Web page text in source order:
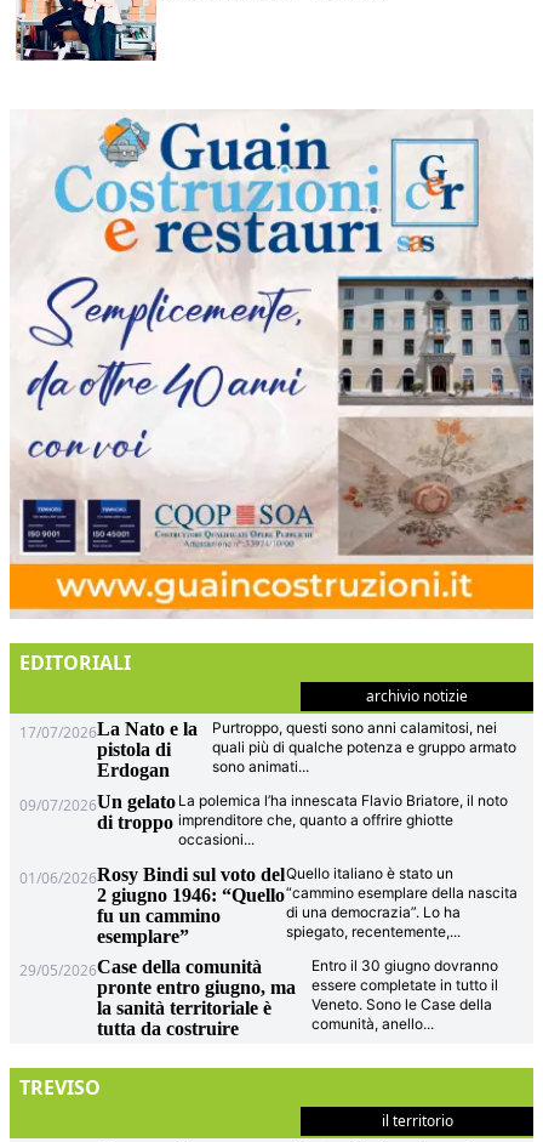
EDITORIALI
archivio notizie
17/07/2026La Nato e la
pistola di
Erdogan
Purtroppo, questi sono anni calamitosi, nei
quali più di qualche potenza e gruppo armato
sono animati...
09/07/2026Un gelato
di troppo
La polemica l’ha innescata Flavio Briatore, il noto
imprenditore che, quanto a offrire ghiotte
occasioni...
01/06/2026Rosy Bindi sul voto del
2 giugno 1946: “Quello
fu un cammino
esemplare”
Quello italiano è stato un
“cammino esemplare della nascita
di una democrazia”. Lo ha
spiegato, recentemente,...
29/05/2026Case della comunità
pronte entro giugno, ma
la sanità territoriale è
tutta da costruire
Entro il 30 giugno dovranno
essere completate in tutto il
Veneto. Sono le Case della
comunità, anello...
TREVISO
il territorio